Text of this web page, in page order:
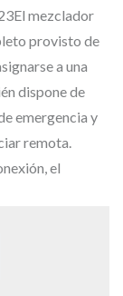
mezclador
provisto de
a una
dispone de
emergencia y
remota.
el